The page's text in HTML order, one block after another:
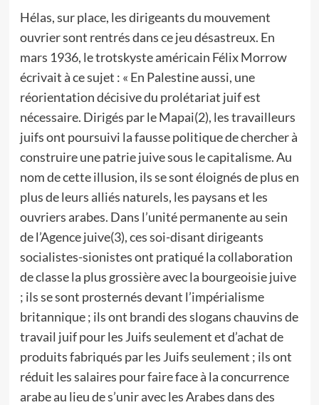
Hélas, sur place, les dirigeants du mouvement
ouvrier sont rentrés dans ce jeu désastreux. En
mars 1936, le trotskyste américain Félix Morrow
écrivait à ce sujet : « En Palestine aussi, une
réorientation décisive du prolétariat juif est
nécessaire. Dirigés par le Mapai(2), les travailleurs
juifs ont poursuivi la fausse politique de chercher à
construire une patrie juive sous le capitalisme. Au
nom de cette illusion, ils se sont éloignés de plus en
plus de leurs alliés naturels, les paysans et les
ouvriers arabes. Dans l’unité permanente au sein
de l’Agence juive(3), ces soi-disant dirigeants
socialistes-sionistes ont pratiqué la collaboration
de classe la plus grossière avec la bourgeoisie juive
; ils se sont prosternés devant l’impérialisme
britannique ; ils ont brandi des slogans chauvins de
travail juif pour les Juifs seulement et d’achat de
produits fabriqués par les Juifs seulement ; ils ont
réduit les salaires pour faire face à la concurrence
arabe au lieu de s’unir avec les Arabes dans des